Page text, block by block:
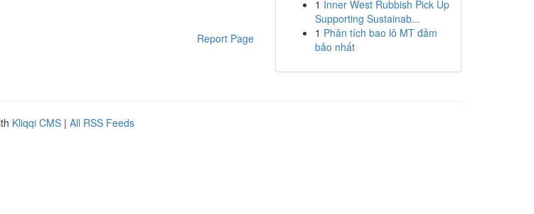
Report Page
1 Inner West Rubbish Pick Up
Supporting Sustainab...
1 Phân tích bao lô MT đảm
bảo nhất
Kliqqi CMS | All RSS Feeds